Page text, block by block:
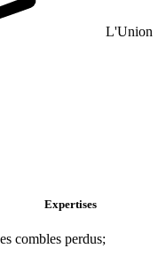
L'Union
Expertises
combles perdus;